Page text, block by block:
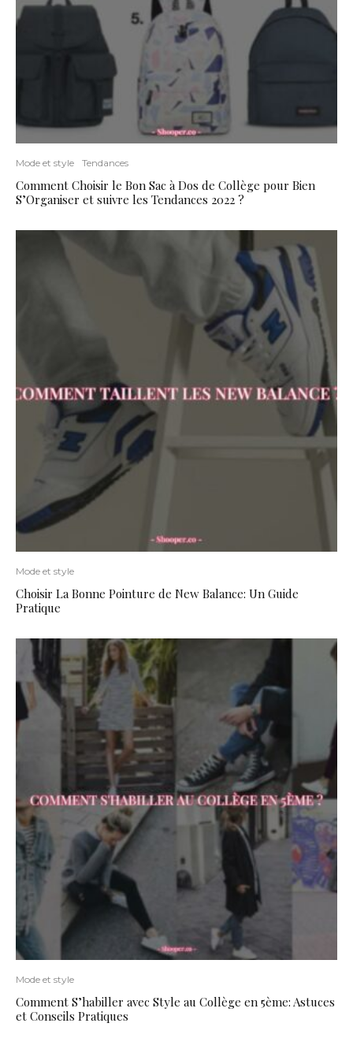
Mode et style Tendances
Comment Choisir le Bon Sac à Dos de Collège pour Bien
S’Organiser et suivre les Tendances 2022 ?
Mode et style
Choisir La Bonne Pointure de New Balance: Un Guide
Pratique
Mode et style
Comment S’habiller avec Style au Collège en 5ème: Astuces
et Conseils Pratiques